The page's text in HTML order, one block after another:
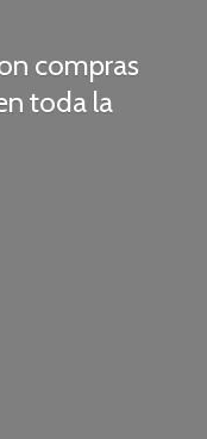
compras
toda la